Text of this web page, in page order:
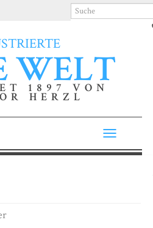
WELT
1897 VON
HERZL
Toggle